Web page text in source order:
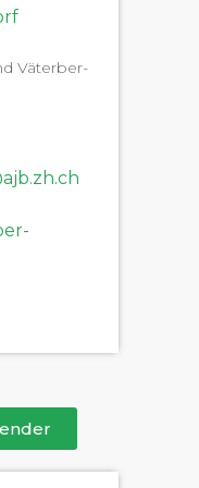
Väter­ber­